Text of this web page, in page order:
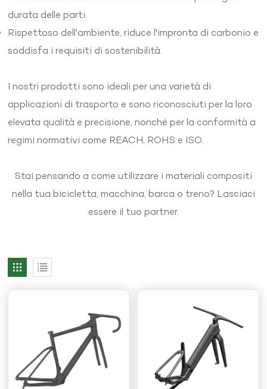
durata delle parti.
Rispettoso dell'ambiente, riduce l'impronta di carbonio e
soddisfa i requisiti di sostenibilità.
I nostri prodotti sono ideali per una varietà di
applicazioni di trasporto e sono riconosciuti per la loro
elevata qualità e precisione, nonché per la conformità a
regimi normativi come REACH, ROHS e ISO.
Stai pensando a come utilizzare i materiali compositi
nella tua bicicletta, macchina, barca o treno? Lasciaci
essere il tuo partner.